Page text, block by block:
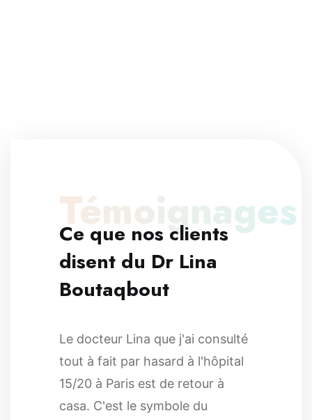
Témoignages
Ce que nos clients
disent du Dr Lina
Boutaqbout
Le docteur Lina que j'ai consulté
tout à fait par hasard à l'hôpital
15/20 à Paris est de retour à
casa. C'est le symbole du